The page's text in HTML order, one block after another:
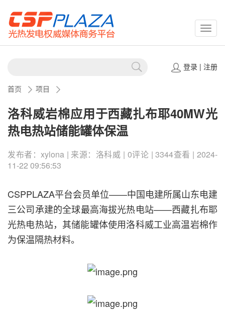
登录| 注册
首页 项目
洛科威岩棉应用于西藏扎布耶40MW光
热电热站储能罐体保温
发布者：xylona | 来源：洛科威 | 0评论 | 3344查看 | 2024-
11-22 09:56:53
CSPPLAZA平台会员单位——中国电建所属山东电建
三公司承建的全球最高海拔光热电站——西藏扎布耶
光热电热站，其储能罐体使用洛科威工业高温岩棉作
为保温隔热材料。